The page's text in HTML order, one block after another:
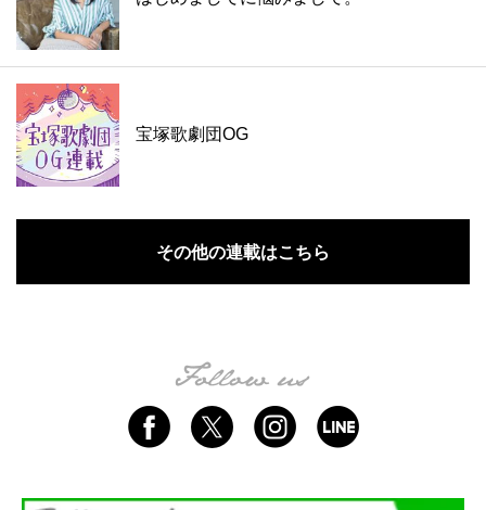
宝塚歌劇団OG
その他の連載はこちら